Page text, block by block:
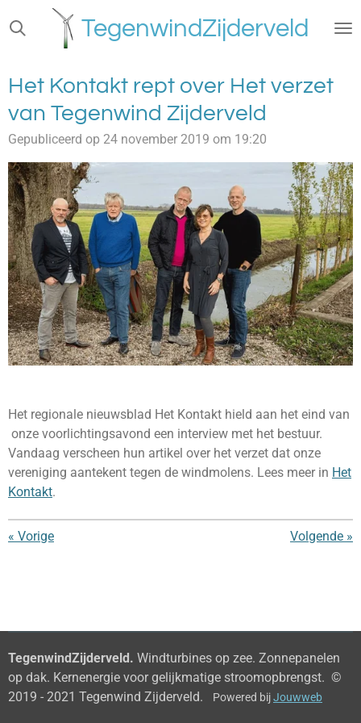
Ga
direct
de
hoofdinhoud
TegenwindZijderveld
Het Kontakt rept over Het verzet
van Tegenwind Zijderveld
Gepubliceerd op 24 november 2019 om 19:20
Het regionale nieuwsblad Het Kontakt hield aan het eind van
onze voorlichtingsavond een interview met het bestuur.
Vandaag verscheen hun artikel over het verzet dat onze
vereniging aantekent tegen de windmolens. Lees meer in Het
Kontakt.
« Vorige Volgende »
TegenwindZijderveld. Windturbines op zee. Zonnepanelen
op dak. Kernenergie voor gelijkmatige stroomopbrengst. ©
2019 - 2021 Tegenwind Zijderveld.
Powered bijJouwweb